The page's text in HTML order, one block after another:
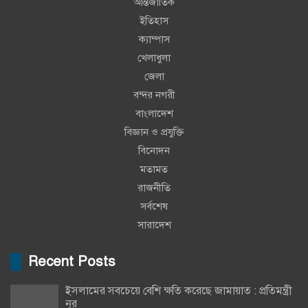
ইতিহাস
ক্যাম্পাস
খেলাধুলা
জেলা
বন্দর নগরী
বাংলাদেশ
বিজ্ঞান ও প্রযুক্তি
বিনোদন
মতামত
রাজনীতি
সর্বশেষ
সারাদেশ
Recent Posts
ইসলামের সবচেয়ে বেশি ক্ষতি করেছে জামায়াত : প্রতিমন্ত্রী
নুর